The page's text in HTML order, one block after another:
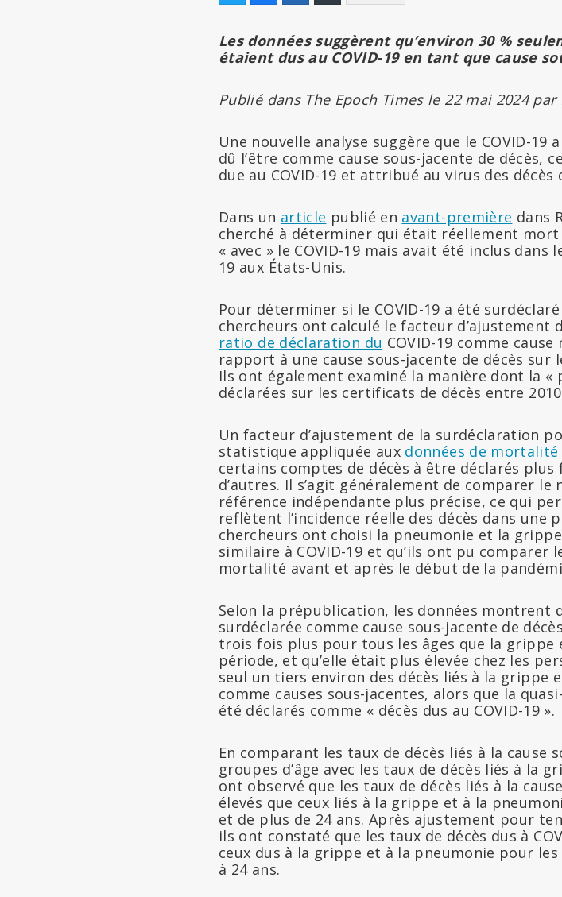
Les données suggèrent qu’environ 30 %
étaient dus au COVID-19 en tant que cause
Publié dans The Epoch Times le 22 mai 2024 par
Une nouvelle analyse suggère que le COVID-19
dû l’être comme cause sous-jacente de
due au COVID-19 et attribué au virus des décès
Dans un article publié en avant-première dans
cherché à déterminer qui était réellement mort
« avec » le COVID-19 mais avait été inclus
19 aux États-Unis.
Pour déterminer si le COVID-19 a été
chercheurs ont calculé le facteur d’ajustement
ratio de déclaration du COVID-19 comme
rapport à une cause sous-jacente de décès sur
Ils ont également examiné la manière dont la
déclarées sur les certificats de décès entre
Un facteur d’ajustement de la surdéclaration
statistique appliquée aux données de mortalité
certains comptes de décès à être déclarés
d’autres. Il s’agit généralement de comparer le
référence indépendante plus précise, ce qui
reflètent l’incidence réelle des décès dans une
chercheurs ont choisi la pneumonie et la
similaire à COVID-19 et qu’ils ont pu comparer
mortalité avant et après le début de la
Selon la prépublication, les données montrent
surdéclarée comme cause sous-jacente de
trois fois plus pour tous les âges que la grippe
période, et qu’elle était plus élevée chez les
seul un tiers environ des décès liés à la grippe
comme causes sous-jacentes, alors que la
été déclarés comme « décès dus au COVID-19 ».
En comparant les taux de décès liés à la cause
groupes d’âge avec les taux de décès liés à la
ont observé que les taux de décès liés à la
élevés que ceux liés à la grippe et à la
et de plus de 24 ans. Après ajustement pour
ils ont constaté que les taux de décès dus à
ceux dus à la grippe et à la pneumonie pour
à 24 ans.